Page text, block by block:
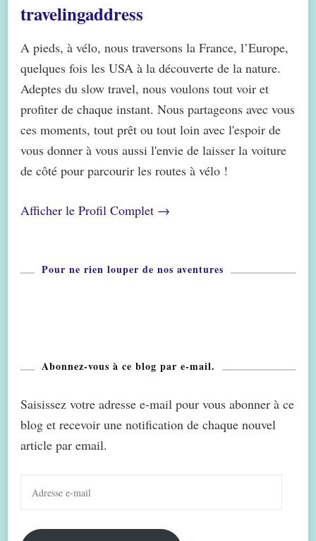
travelingaddress
A pieds, à vélo, nous traversons la France, l’Europe,
quelques fois les USA à la découverte de la nature.
Adeptes du slow travel, nous voulons tout voir et
profiter de chaque instant. Nous partageons avec vous
ces moments, tout prêt ou tout loin avec l'espoir de
vous donner à vous aussi l'envie de laisser la voiture
de côté pour parcourir les routes à vélo !
Afficher le Profil Complet →
Pour ne rien louper de nos aventures
Abonnez-vous à ce blog par e-mail.
Saisissez votre adresse e-mail pour vous abonner à ce
blog et recevoir une notification de chaque nouvel
article par email.
mail